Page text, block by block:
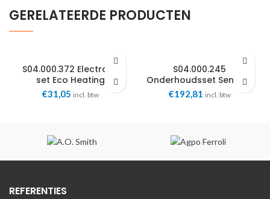
GERELATEERDE PRODUCTEN
S04.000.372 Electrode
set Eco Heating
€31,05 incl. btw
S04.000.245
Onderhoudsset Senator
UNIVERSEEL Eco Heating
€192,81 incl. btw
REFERENTIES